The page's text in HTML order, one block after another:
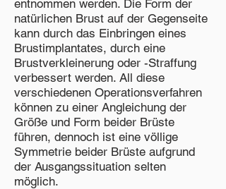
entnommen werden. Die Form der
natürlichen Brust auf der Gegenseite
kann durch das Einbringen eines
Brustimplantates, durch eine
Brustverkleinerung oder -Straffung
verbessert werden. All diese
verschiedenen Operationsverfahren
können zu einer Angleichung der
Größe und Form beider Brüste
führen, dennoch ist eine völlige
Symmetrie beider Brüste aufgrund
der Ausgangssituation selten
möglich.